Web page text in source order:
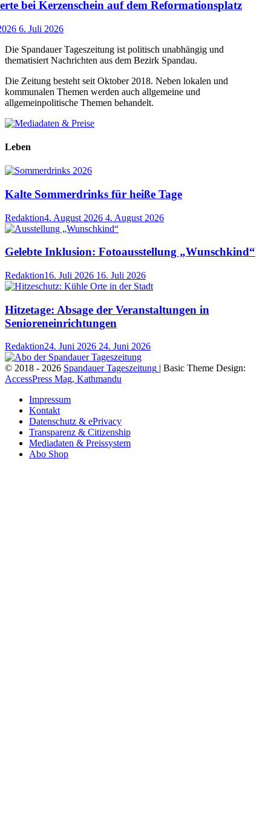
bei Kerzenschein auf dem Reformationsplatz
6. Juli 2026
Die Spandauer Tageszeitung ist politisch unabhängig und
thematisiert Nachrichten aus dem Bezirk Spandau.
Die Zeitung besteht seit Oktober 2018. Neben lokalen und
kommunalen Themen werden auch allgemeine und
allgemeinpolitische Themen behandelt.
Leben
Kalte Sommerdrinks für heiße Tage
Redaktion4. August 2026 4. August 2026
Gelebte Inklusion: Fotoausstellung „Wunschkind“
Redaktion16. Juli 2026 16. Juli 2026
Hitzetage: Absage der Veranstaltungen in
Senioreneinrichtungen
Redaktion24. Juni 2026 24. Juni 2026
© 2018 - 2026 Spandauer Tageszeitung | Basic Theme Design:
AccessPress Mag, Kathmandu
Impressum
Kontakt
Datenschutz & ePrivacy
Transparenz & Citizenship
Mediadaten & Preissystem
Abo Shop